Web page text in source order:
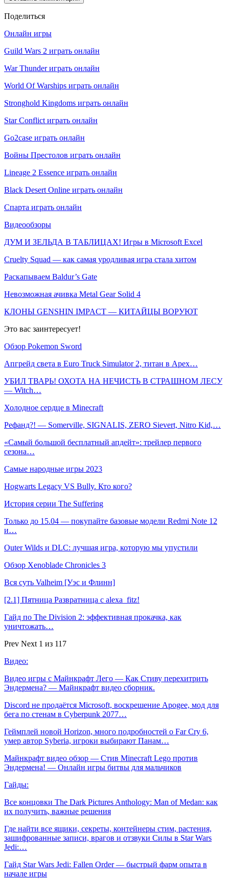
Поделиться
Онлайн игры
Guild Wars 2 играть онлайн
War Thunder играть онлайн
World Of Warships играть онлайн
Stronghold Kingdoms играть онлайн
Star Conflict играть онлайн
Go2case играть онлайн
Войны Престолов играть онлайн
Lineage 2 Essence играть онлайн
Black Desert Online играть онлайн
Спарта играть онлайн
Видеообзоры
ДУМ И ЗЕЛЬДА В ТАБЛИЦАХ! Игры в Microsoft Excel
Cruelty Squad — как самая уродливая игра стала хитом
Раскапываем Baldur’s Gate
Невозможная ачивка Metal Gear Solid 4
КЛОНЫ GENSHIN IMPACT — КИТАЙЦЫ ВОРУЮТ
Это вас заинтересует!
Обзор Pokemon Sword
Апгрейд света в Euro Truck Simulator 2, титан в Apex…
УБИЛ ТВАРЬ! ОХОТА НА НЕЧИСТЬ В СТРАШНОМ ЛЕСУ
— Witch…
Холодное сердце в Minecraft
Рефанд?! — Somerville, SIGNALIS, ZERO Sievert, Nitro Kid,…
«Самый большой бесплатный апдейт»: трейлер первого
сезона…
Самые народные игры 2023
Hogwarts Legacy VS Bully. Кто кого?
История серии The Suffering
Только до 15.04 — покупайте базовые модели Redmi Note 12
и…
Outer Wilds и DLC: лучшая игра, которую мы упустили
Обзор Xenoblade Chronicles 3
Вся суть Valheim [Уэс и Флинн]
[2.1] Пятница Развратница с alexa_fitz!
Гайд по The Division 2: эффективная прокачка, как
уничтожать…
Prev Next 1 из 117
Видео:
Видео игры с Майнкрафт Лего — Как Стиву перехитрить
Эндермена? — Майнкрафт видео сборник.
Discord не продаётся Microsoft, воскрешение Apogee, мод для
бега по стенам в Cyberpunk 2077…
Геймплей новой Horizon, много подробностей о Far Cry 6,
умер автор Syberia, игроки выбирают Панам…
Майнкрафт видео обзор — Стив Minecraft Lego против
Эндермена! — Онлайн игры битвы для мальчиков
Гайды:
Все концовки The Dark Pictures Anthology: Man of Medan: как
их получить, важные решения
Где найти все ящики, секреты, контейнеры стим, растения,
зашифрованные записи, врагов и отзвуки Силы в Star Wars
Jedi:…
Гайд Star Wars Jedi: Fallen Order — быстрый фарм опыта в
начале игры